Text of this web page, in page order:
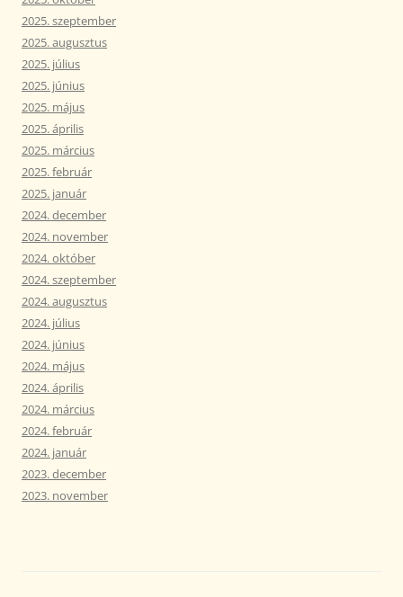
2025. szeptember
2025. augusztus
2025. július
2025. június
2025. május
2025. április
2025. március
2025. február
2025. január
2024. december
2024. november
2024. október
2024. szeptember
2024. augusztus
2024. július
2024. június
2024. május
2024. április
2024. március
2024. február
2024. január
2023. december
2023. november